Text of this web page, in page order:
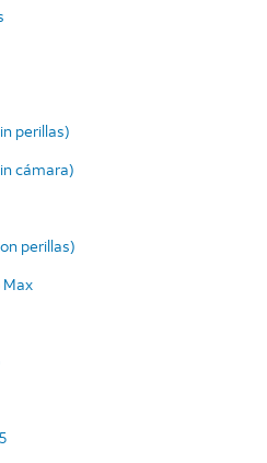
perillas)
cámara)
perillas)
Max